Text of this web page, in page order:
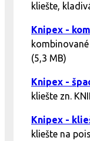
kliešte,
Knipex -
(5,3 MB)
Knipex -
kliešte zn.
Knipex -
kliešte na